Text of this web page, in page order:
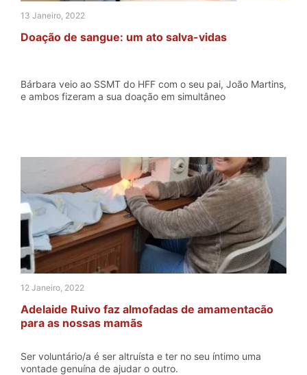
13 Janeiro, 2022
Doação de sangue: um ato salva-vidas
Bárbara veio ao SSMT do HFF com o seu pai, João Martins,
e ambos fizeram a sua doação em simultâneo
12 Janeiro, 2022
Adelaide Ruivo faz almofadas de amamentacão
para as nossas mamãs
Ser voluntário/a é ser altruísta e ter no seu íntimo uma
vontade genuína de ajudar o outro.